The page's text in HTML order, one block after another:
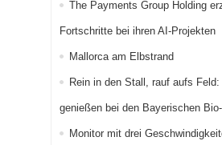
The Payments Group Holding
Fortschritte bei ihren AI-Projekten
Mallorca am Elbstrand
Rein in den Stall, rauf aufs
genießen bei den Bayerischen
Monitor mit drei